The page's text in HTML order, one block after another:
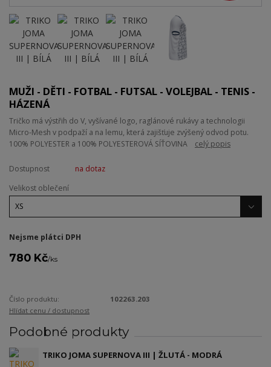
MUŽI - DĚTI - FOTBAL - FUTSAL - VOLEJBAL - TENIS -
HÁZENÁ
Tričko má výstřih do V, vyšívané logo, raglánové rukávy a technologii
Micro-Mesh v podpaží a na lemu, která zajišťuje zvýšený odvod potu.
100% POLYESTER a 100% POLYESTEROVÁ SÍŤOVINA celý popis
Dostupnost
na dotaz
Velikost oblečení
Nejsme plátci DPH
780 Kč/ks
Číslo produktu:
102263.203
Hlídat cenu / dostupnost
Podobné produkty
TRIKO JOMA SUPERNOVA III | ŽLUTÁ - MODRÁ